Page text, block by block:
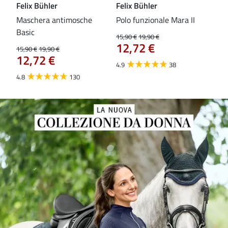
Felix Bühler
Maschera antimosche
Basic
15,90 €19,90 €
12,72 €
4.8 130
Felix Bühler
Polo funzionale Mara II
15,90 €19,90 €
12,72 €
4.9 38